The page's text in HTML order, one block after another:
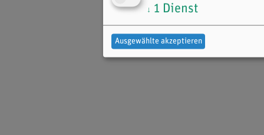
↓ 1 Dienst
Ausgewählte akzeptieren